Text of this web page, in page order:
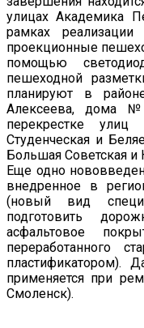
улицах Академика
рамках
проекционные
помощью
пешеходной
планируют в
Алексеева, дома
перекрестке улиц
Студенческая и
Большая Советская и
Еще одно
внедренное в
(новый вид
подготовить
асфальтовое
переработанного
пластификатором).
применяется при
Смоленск).